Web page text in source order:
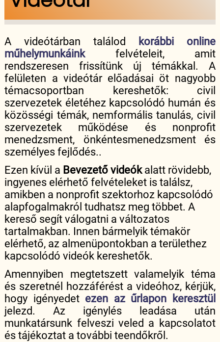
A videótárban találod
korábbi online
műhelymunkáinkfelvételeit, amit
rendszeresen frissítünk új témákkal. A
felületen a videótár előadásai öt nagyobb
témacsoportban kereshetők: civil
szervezetek életéhez kapcsolódó humán és
közösségi témák, nemformális tanulás, civil
szervezetek működése és nonprofit
menedzsment, önkéntesmenedzsment és
személyes fejlődés..
Ezen kívül a Bevezető videókalatt rövidebb,
ingyenes elérhető felvételeket is találsz,
amikben a nonprofit szektorhoz kapcsolódó
alapfogalmakról tudhatsz meg többet. A
kereső segít válogatni a változatos
tartalmakban. Innen bármelyik témakör
elérhető, az almenüpontokban a területhez
kapcsolódó videók kereshetők.
Amennyiben megtetszett valamelyik téma
és szeretnél hozzáférést a videóhoz, kérjük,
hogy igényedet ezen az űrlapon keresztül
jelezd. Az igénylés leadása után
munkatársunk felveszi veled a kapcsolatot
és tájékoztat a további teendőkről.